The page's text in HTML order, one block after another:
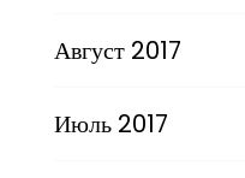
Август 2017
Июль 2017